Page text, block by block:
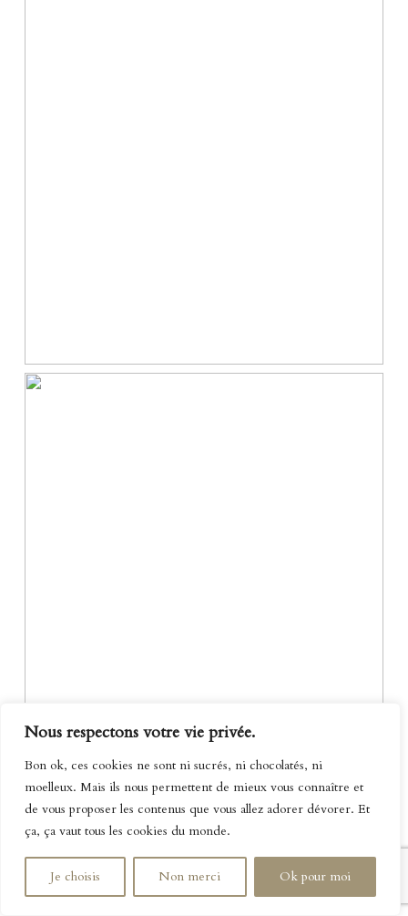
Nous respectons votre vie privée.
Bon ok, ces cookies ne sont ni sucrés, ni chocolatés, ni
moelleux. Mais ils nous permettent de mieux vous connaître et
de vous proposer les contenus que vous allez adorer dévorer. Et
ça, ça vaut tous les cookies du monde.
Je choisis Non merci Ok pour moi